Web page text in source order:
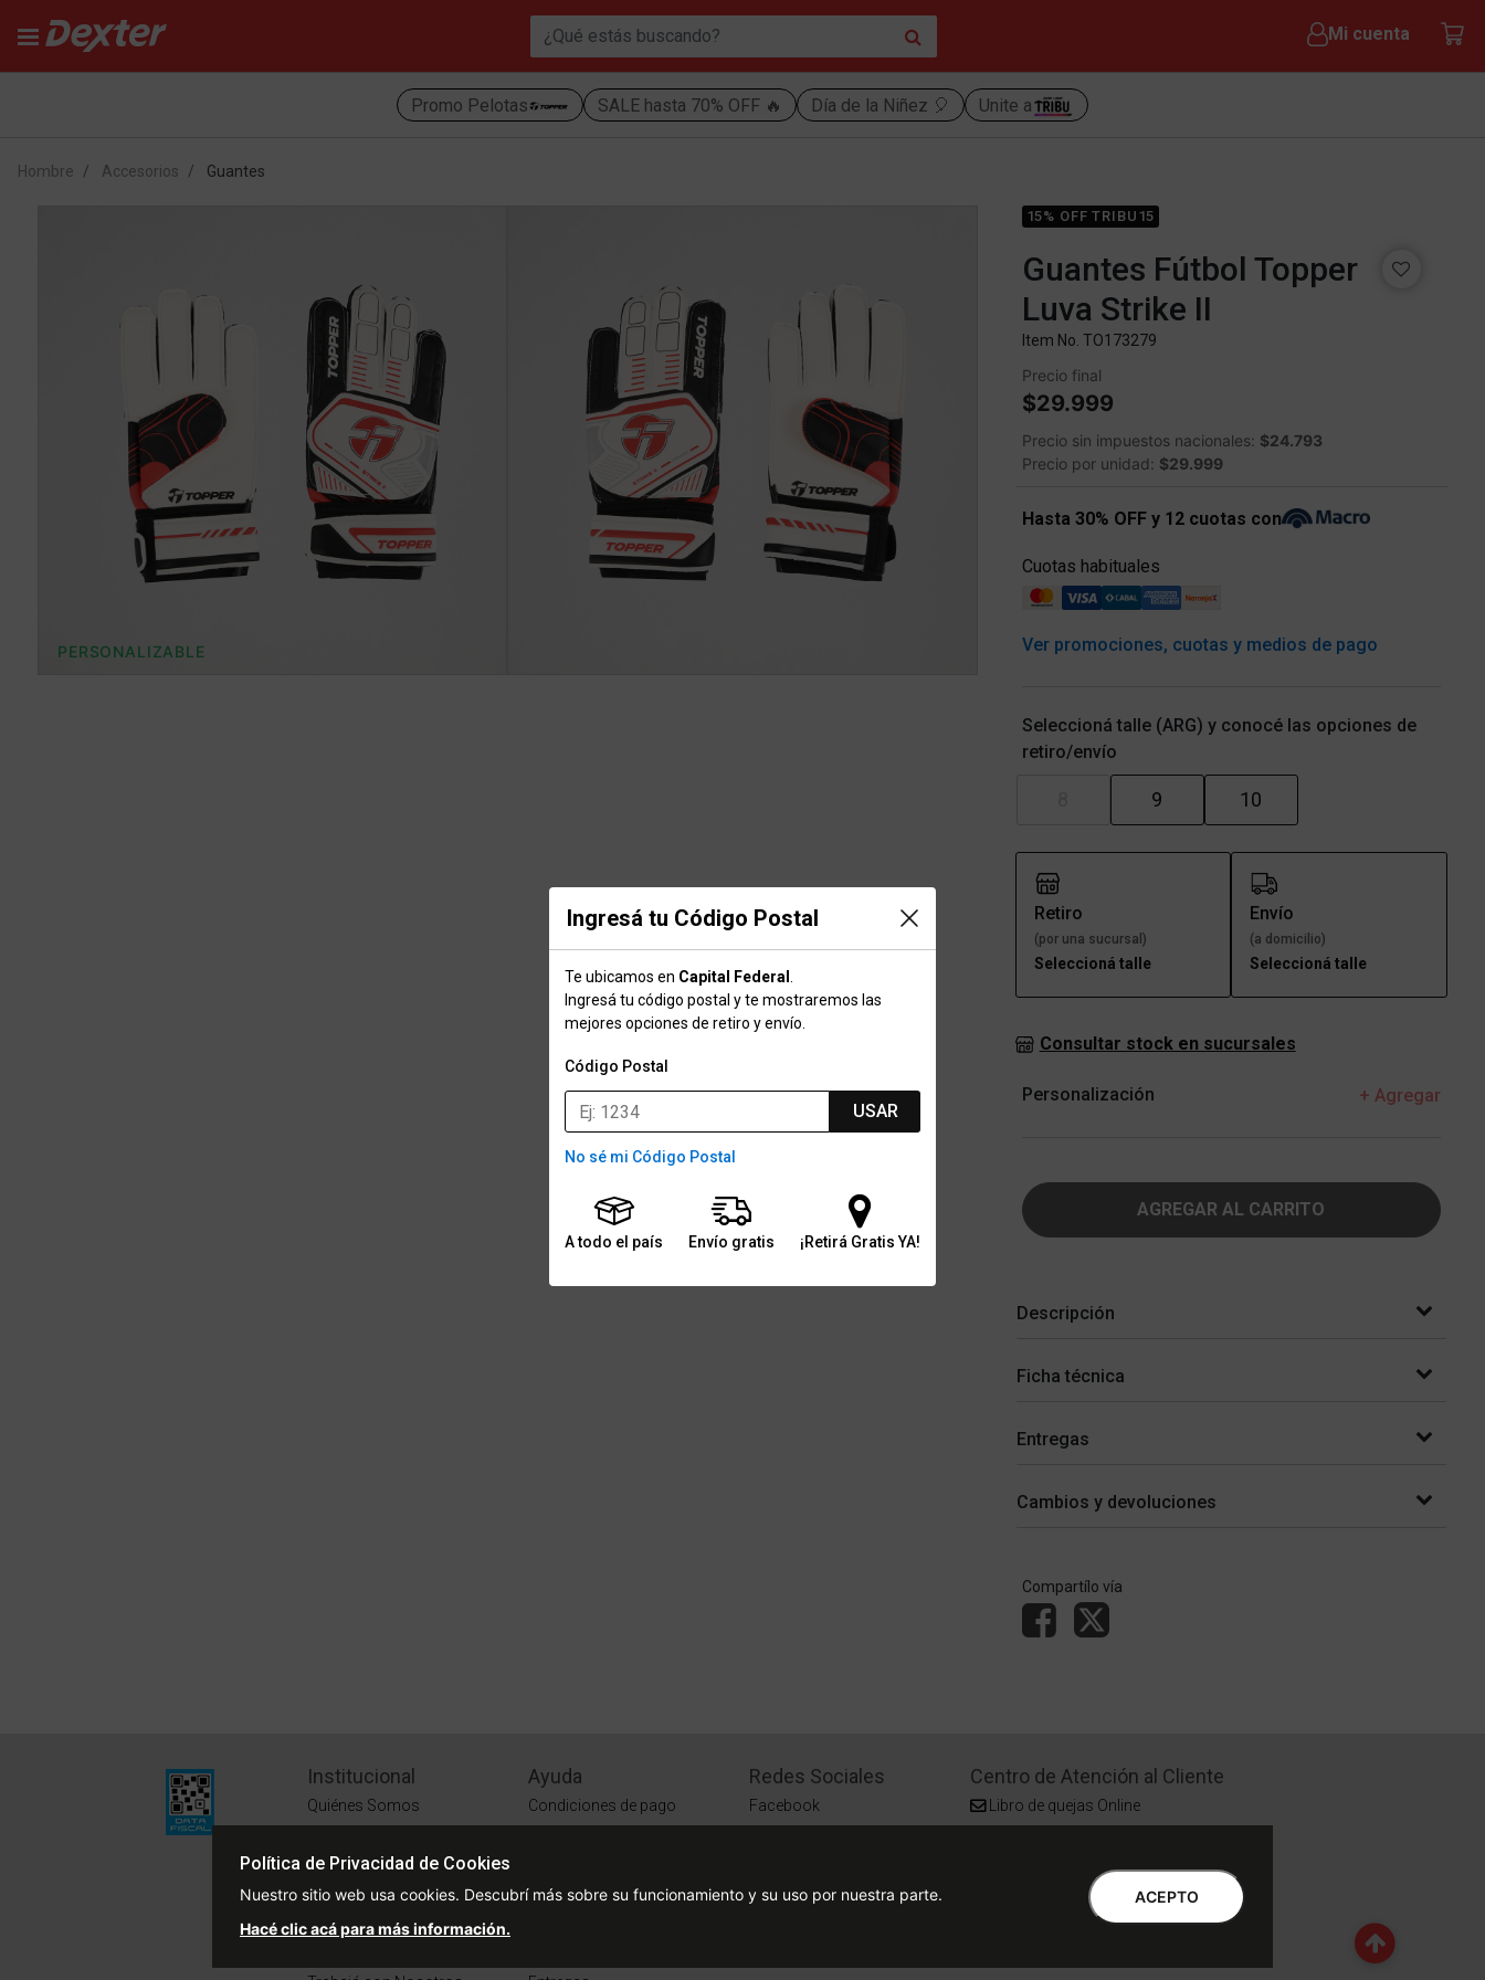
Mi cuenta
Promo Pelotas SALE hasta 70% OFF 🔥 Día de la Niñez 🎈 Unite a
Ingresá tu Código Postal
Te ubicamos en Capital Federal
Ingresá tu código postal y te mostraremos las
mejores opciones de retiro y envío.
Código Postal
USAR
No sé mi Código Postal
A todo el país Envío gratis ¡Retirá Gratis YA!
Hombre Accesorios Guantes
PERSONALIZABLE
15% OFF TRIBU15
Guantes Fútbol Topper
Luva Strike II
Item No. TO173279
Precio final
$29.999
Precio sin impuestos nacionales: $24.793
Precio por unidad: $29.999
Hasta 30% OFF y 12 cuotas con
Cuotas habituales
Ver promociones, cuotas y medios de pago
Seleccioná talle (ARG) y conocé las opciones de
retiro/envío
9 10
Retiro
(por una sucursal)
Seleccioná talle
Envío
(a domicilio)
Seleccioná talle
Consultar stock en sucursales
Personalización + Agregar
AGREGAR AL CARRITO
Descripción
Ficha técnica
Entregas
Cambios y devoluciones
Compartílo vía
Institucional
Quiénes Somos
Ayuda
Condiciones de pago
Redes Sociales
Facebook
Centro de Atención al Cliente
Libro de quejas Online
0810-888-3398 | Lu a Vi 9 a 18 | Sa 9 a 17
Política de Privacidad de Cookies
Nuestro sitio web usa cookies. Descubrí más sobre su funcionamiento y su uso por nuestra parte.
Hacé clic acá para más información.
ACEPTO